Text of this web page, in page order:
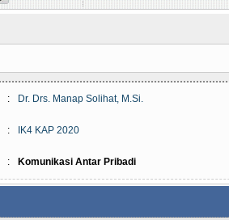
: Dr. Drs. Manap Solihat, M.Si.
: IK4 KAP 2020
: Komunikasi Antar Pribadi